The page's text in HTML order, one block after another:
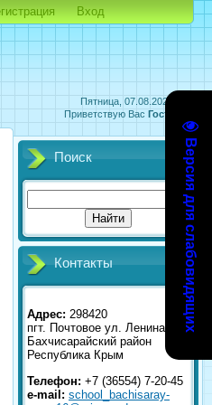
Версия для слабовидящих
Пятница, 07.08.2026, 04:54
Приветствую Вас Гость
Вход
Поиск
Контакты
Адрес: 298420
пгт. Почтовое ул. Ленина 2
Бахчисарайский район
Республика Крым
Телефон: +7 (36554) 7-20-45
e-mail: school_bachisaray-